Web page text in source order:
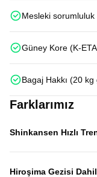
Mesleki sorumluluk
Güney Kore (K-
Bagaj Hakkı (20
Farklarımız
Shinkansen Hızlı
Japonya’nın
Kyoto–Tokyo ve
Hiroşima Gezisi Dahil